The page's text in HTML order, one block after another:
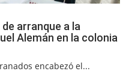
arranque a la
Alemán en la colonia
encabezó el...